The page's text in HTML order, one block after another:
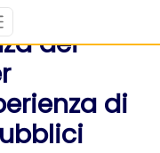
dei
di